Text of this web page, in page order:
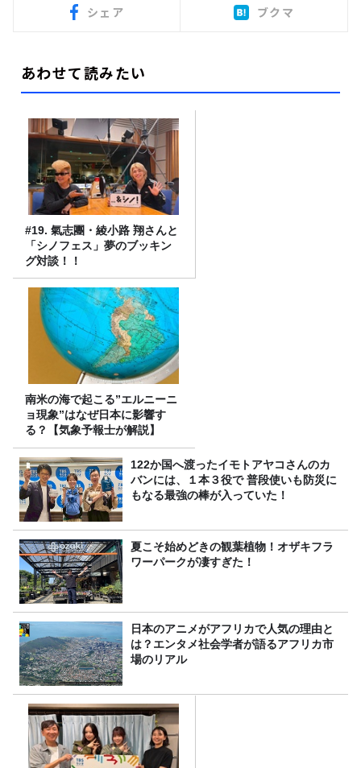
シェア ブクマ
あわせて読みたい
#19. 氣志團・綾小路 翔さんと
「シノフェス」夢のブッキン
グ対談！！
南米の海で起こる”エルニーニ
ョ現象”はなぜ日本に影響す
る？【気象予報士が解説】
122か国へ渡ったイモトアヤコさんのカ
バンには、１本３役で 普段使いも防災に
もなる最強の棒が入っていた！
夏こそ始めどきの観葉植物！オザキフラ
ワーパークが凄すぎた！
日本のアニメがアフリカで人気の理由と
は？エンタメ社会学者が語るアフリカ市
場のリアル